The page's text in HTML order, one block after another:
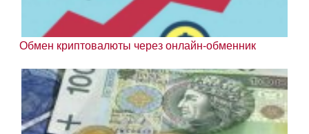
Обмен криптовалюты через онлайн-обменник